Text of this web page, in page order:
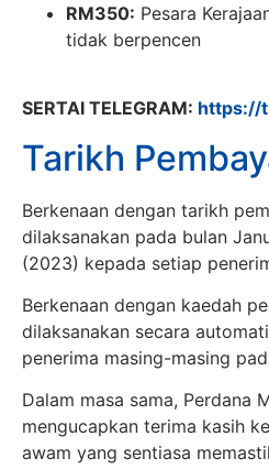
RM350: Pesara
tidak berpencen
SERTAI TELEGRAM: https://
Tarikh
Berkenaan dengan tarikh
dilaksanakan pada bulan
(2023) kepada setiap
Berkenaan dengan kaedah
dilaksanakan secara
penerima masing-masing
Dalam masa sama, Perdana
mengucapkan terima kasih
awam yang sentiasa